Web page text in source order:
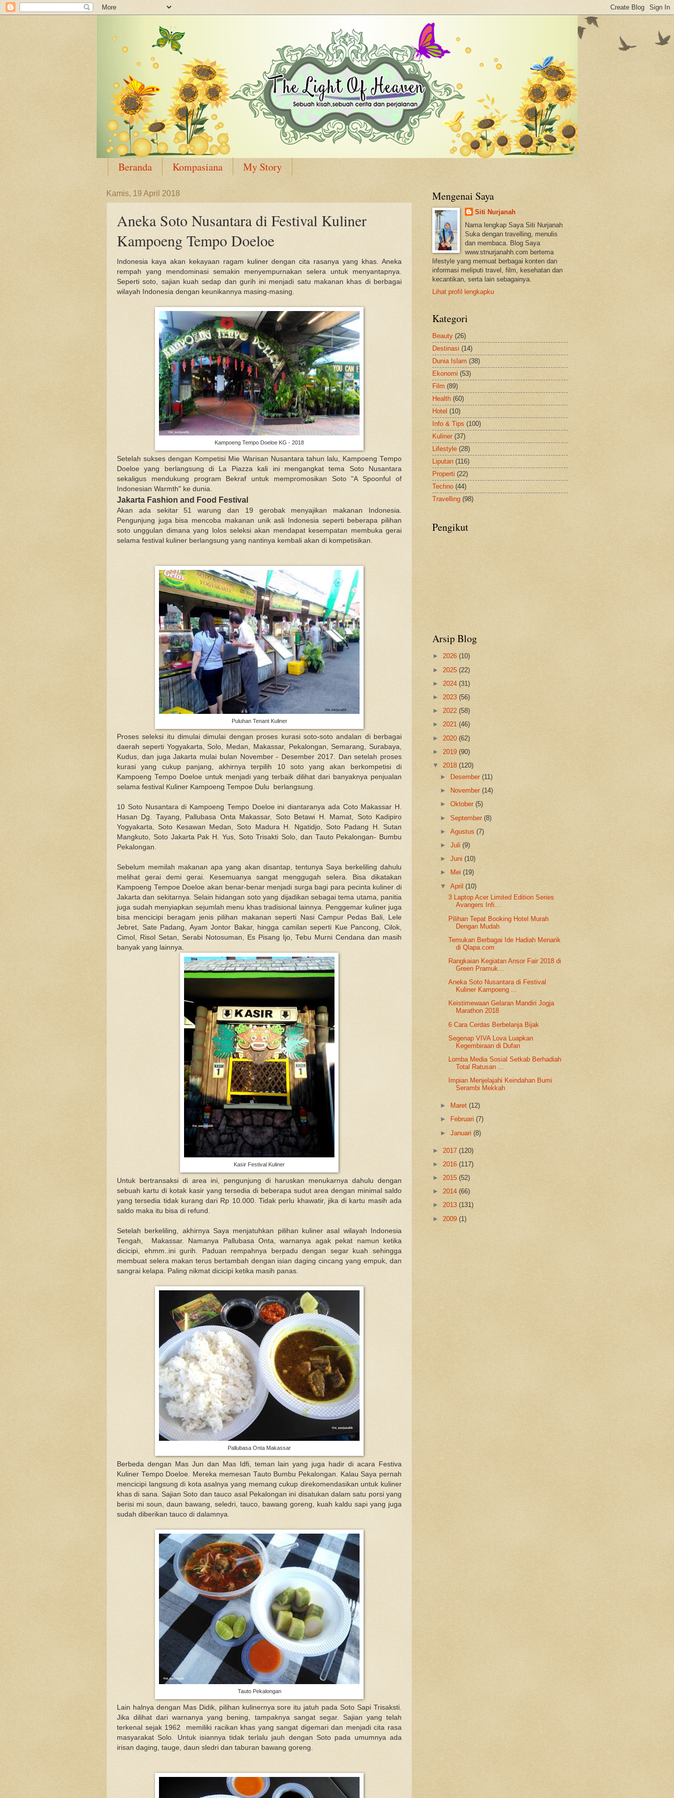
Beranda Kompasiana My Story
Kamis, 19 April 2018
Aneka Soto Nusantara di Festival Kuliner
Kampoeng Tempo Doeloe
Indonesia kaya akan kekayaan ragam kuliner dengan cita rasanya yang khas. Aneka
rempah yang mendominasi semakin menyempurnakan selera untuk menyantapnya.
Seperti soto, sajian kuah sedap dan gurih ini menjadi satu makanan khas di berbagai
wilayah Indonesia dengan keunikannya masing-masing.
Kampoeng Tempo Doeloe KG - 2018
Setelah sukses dengan Kompetisi Mie Warisan Nusantara tahun lalu, Kampoeng Tempo
Doeloe yang berlangsung di La Piazza kali ini mengangkat tema Soto Nusantara
sekaligus mendukung program Bekraf untuk mempromosikan Soto "A Spoonful of
Indonesian Warmth" ke dunia.
Jakarta Fashion and Food Festival
Akan ada sekitar 51 warung dan 19 gerobak menyajikan makanan Indonesia.
Pengunjung juga bisa mencoba makanan unik asli Indonesia seperti beberapa pilihan
soto unggulan dimana yang lolos seleksi akan mendapat kesempatan membuka gerai
selama festival kuliner berlangsung yang nantinya kembali akan di kompetisikan.
Puluhan Tenant Kuliner
Proses seleksi itu dimulai dimulai dengan proses kurasi soto-soto andalan di berbagai
daerah seperti Yogyakarta, Solo, Medan, Makassar, Pekalongan, Semarang, Surabaya,
Kudus, dan juga Jakarta mulai bulan November - Desember 2017. Dan setelah proses
kurasi yang cukup panjang, akhirnya terpilih 10 soto yang akan berkompetisi di
Kampoeng Tempo Doeloe untuk menjadi yang terbaik dilihat dari banyaknya penjualan
selama festival Kuliner Kampoeng Tempoe Dulu berlangsung.
10 Soto Nusantara di Kampoeng Tempo Doeloe ini diantaranya ada Coto Makassar H.
Hasan Dg. Tayang, Pallubasa Onta Makassar, Soto Betawi H. Mamat, Soto Kadipiro
Yogyakarta, Soto Kesawan Medan, Soto Madura H. Ngatidjo, Soto Padang H. Sutan
Mangkuto, Soto Jakarta Pak H. Yus, Soto Trisakti Solo, dan Tauto Pekalongan- Bumbu
Pekalongan.
Sebelum memilah makanan apa yang akan disantap, tentunya Saya berkeliling dahulu
melihat gerai demi gerai. Kesemuanya sangat menggugah selera. Bisa dikatakan
Kampoeng Tempoe Doeloe akan benar-benar menjadi surga bagi para pecinta kuliner di
Jakarta dan sekitarnya. Selain hidangan soto yang dijadikan sebagai tema utama, panitia
juga sudah menyiapkan sejumlah menu khas tradisional lainnya. Penggemar kuliner juga
bisa mencicipi beragam jenis pilihan makanan seperti Nasi Campur Pedas Bali, Lele
Jebret, Sate Padang, Ayam Jontor Bakar, hingga camilan seperti Kue Pancong, Cilok,
Cimol, Risol Setan, Serabi Notosuman, Es Pisang Ijo, Tebu Murni Cendana dan masih
banyak yang lainnya.
Kasir Festival Kuliner
Untuk bertransaksi di area ini, pengunjung di haruskan menukarnya dahulu dengan
sebuah kartu di kotak kasir yang tersedia di beberapa sudut area dengan minimal saldo
yang tersedia tidak kurang dari Rp 10.000. Tidak perlu khawatir, jika di kartu masih ada
saldo maka itu bisa di refund.
Setelah berkeliling, akhirnya Saya menjatuhkan pilihan kuliner asal wilayah Indonesia
Tengah, Makassar. Namanya Pallubasa Onta, warnanya agak pekat namun ketika
dicicipi, ehmm..ini gurih. Paduan rempahnya berpadu dengan segar kuah sehingga
membuat selera makan terus bertambah dengan isian daging cincang yang empuk, dan
sangrai kelapa. Paling nikmat dicicipi ketika masih panas.
Pallubasa Onta Makassar
Berbeda dengan Mas Jun dan Mas Idfi, teman lain yang juga hadir di acara Festiva
Kuliner Tempo Doeloe. Mereka memesan Tauto Bumbu Pekalongan. Kalau Saya pernah
mencicipi langsung di kota asalnya yang memang cukup direkomendasikan untuk kuliner
khas di sana. Sajian Soto dan tauco asal Pekalongan ini disatukan dalam satu porsi yang
berisi mi soun, daun bawang, seledri, tauco, bawang goreng, kuah kaldu sapi yang juga
sudah diberikan tauco di dalamnya.
Tauto Pekalongan
Lain halnya dengan Mas Didik, pilihan kulinernya sore itu jatuh pada Soto Sapi Trisaksti.
Jika dilihat dari warnanya yang bening, tampaknya sangat segar. Sajian yang telah
terkenal sejak 1962 memiliki racikan khas yang sangat digemari dan menjadi cita rasa
masyarakat Solo. Untuk isiannya tidak terlalu jauh dengan Soto pada umumnya ada
irisan daging, tauge, daun sledri dan taburan bawang goreng.
Mengenai Saya
Siti Nurjanah
Nama lengkap Saya Siti Nurjanah
Suka dengan travelling, menulis
dan membaca. Blog Saya
www.stnurjanahh.com bertema
lifestyle yang memuat berbagai konten dan
informasi meliputi travel, film, kesehatan dan
kecantikan, serta lain sebagainya.
Lihat profil lengkapku
Kategori
Beauty (26)
Destinasi (14)
Dunia Islam (38)
Ekonomi (53)
Film (89)
Health (60)
Hotel (10)
Info & Tips (100)
Kuliner (37)
Lifestyle (28)
Liputan (116)
Properti (22)
Techno (44)
Travelling (98)
Pengikut
Arsip Blog
► 2026 (10)
► 2025 (22)
► 2024 (31)
► 2023 (56)
► 2022 (58)
► 2021 (46)
► 2020 (62)
► 2019 (90)
▼ 2018 (120)
►
Desember(11)
►
November(14)
►Oktober(5)
►September(8)
►Agustus(7)
►Juli(9)
►Juni(10)
►
Mei(19)
▼April(10)
3 Laptop Acer Limited Edition Series
Avangers Infi...
Pilihan Tepat Booking Hotel Murah
Dengan Mudah
Temukan Berbagai Ide Hadiah Menarik
di Qlapa.com
Rangkaian Kegiatan Ansor Fair 2018 di
Green Pramuk...
Aneka Soto Nusantara di Festival
Kuliner Kampoeng ...
Keistimewaan Gelaran Mandiri Jogja
Marathon 2018
6 Cara Cerdas Berbelanja Bijak
Segenap VIVA Lova Luapkan
Kegembiraan di Dufan
Lomba Media Sosial Setkab Berhadiah
Total Ratusan ...
Impian Menjelajahi Keindahan Bumi
Serambi Mekkah
► Maret(12)
►
Februari(7)
►Januari(8)
► 2017 (120)
► 2016 (117)
► 2015 (52)
► 2014 (66)
► 2013 (131)
► 2009 (1)